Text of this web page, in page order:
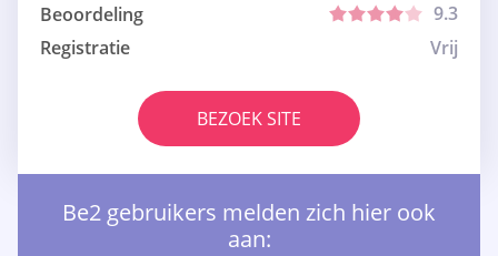
Beoordeling
9.3
Registratie
Vrij
BEZOEK SITE
Be2 gebruikers melden zich hier ook
aan: